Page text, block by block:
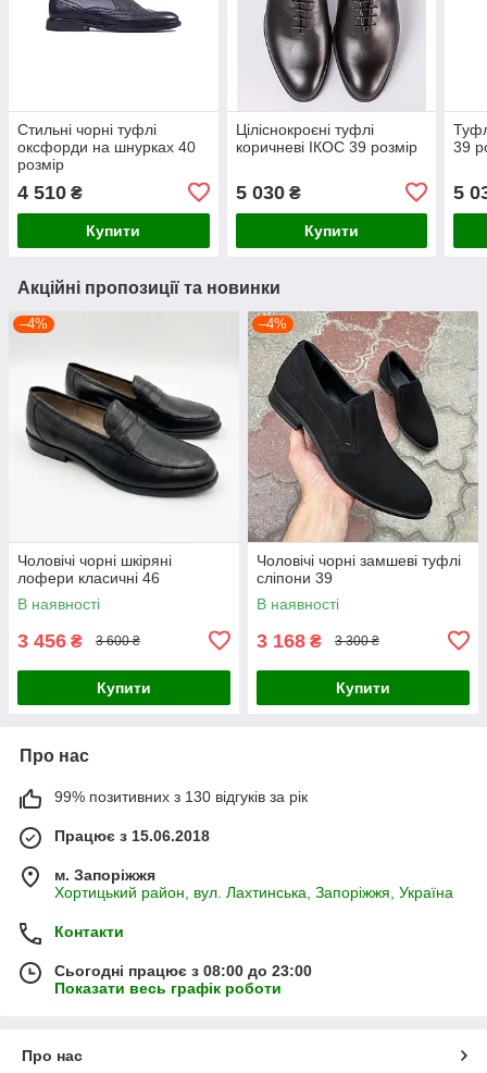
Стильні чорні туфлі
оксфорди на шнурках 40
розмір
4 510 ₴
Купити
Ціліснокроєні туфлі
коричневі ІКОС 39 розмір
5 030₴
Купити
39
5
Акційні пропозиції та новинки
–4%
Чоловічі чорні шкіряні
лофери класичні 46
В наявності
3 456 ₴ 3 600 ₴
Купити
–4%
Чоловічі чорні замшеві туфлі
сліпони 39
В наявності
3 168 ₴ 3 300 ₴
Купити
Про нас
99% позитивних з 130 відгуків за рік
Працює з 15.06.2018
м. Запоріжжя
Хортицький район, вул. Лахтинська, Запоріжжя, Україна
Контакти
Сьогодні працює з 08:00 до 23:00
Показати весь графік роботи
Про нас